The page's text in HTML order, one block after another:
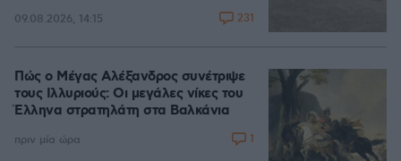
09.08.2026, 14:15 231
Πώς ο Μέγας Αλέξανδρος συνέτριψε
τους Ιλλυριούς: Οι μεγάλες νίκες του
Έλληνα στρατηλάτη στα Βαλκάνια
πριν μία ώρα 1